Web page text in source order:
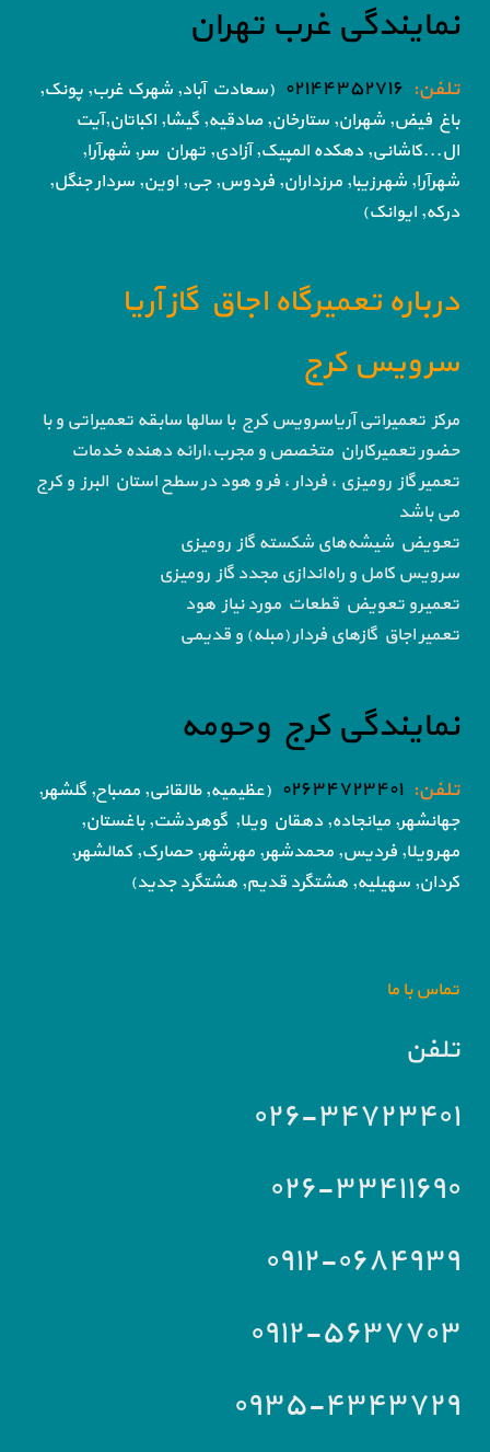
نمایندگی غرب تهران
تلفن: ۰۲۱۴۴۳۵۲۷۱۶ (سعادت آباد, شهرک غرب, پونک,
باغ فیض, شهران, ستارخان, صادقیه, گیشا, اکباتان,آیت
ال...کاشانی, دهکده المپیک, آزادی, تهران سر, شهرآرا,
شهرآرا, شهرزیبا, مرزداران, فردوس, جی, اوین, سردار جنگل,
درکه, ایوانک)
درباره تعمیرگاه اجاق گاز آریا
سرویس کرج
مرکز تعمیراتی آریاسرویس کرج با سالها سابقه تعمیراتی و با
حضور تعمیرکاران متخصص و مجرب،ارائه دهنده خدمات
تعمیر گاز رومیزی ، فردار ، فر و هود در سطح استان البرز و کرج
می باشد
تعویض شیشه‌های شکسته گاز رومیزی
سرویس کامل و راه‌اندازی مجدد گاز رومیزی
تعمیرو تعویض قطعات مورد نیاز هود
تعمیر اجاق گاز‌های فردار (مبله) و قدیمی
نمایندگی کرج وحومه
تلفن: ۰۲۶۳۴۷۲۳۴۰۱
(عظیمیه, طالقانی, مصباح, گلشهر,
جهانشهر, میانجاده, دهقان ویلا, گوهردشت, باغستان,
مهرویلا, فردیس, محمدشهر, مهرشهر, حصارک, کمالشهر,
کردان, سهیلیه, هشتگرد قدیم, هشتگرد جدید)
تماس با ما
تلفن
۰۲۶-۳۴۷۲۳۴۰۱
۰۲۶-۳۳۴۱۱۶۹۰
۰۹۱۲-۰۶۸۴۹۳۹
۰۹۱۲-۵۶۳۷۷۰۳
۰۹۳۵-۴۳۴۳۷۲۹